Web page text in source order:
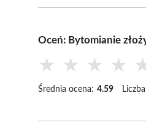
Oceń: Bytomianie
★ ★ ★ ★
Średnia ocena: 4.59